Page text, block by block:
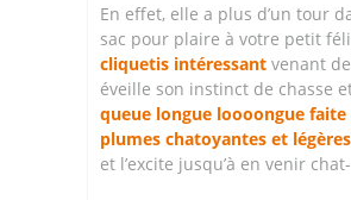
En effet, elle a plus d’un tour
sac pour plaire à votre petit
cliquetis intéressant venant
éveille son instinct de chasse
queue longue loooongue faite
plumes chatoyantes et légères
et l’excite jusqu’à en venir